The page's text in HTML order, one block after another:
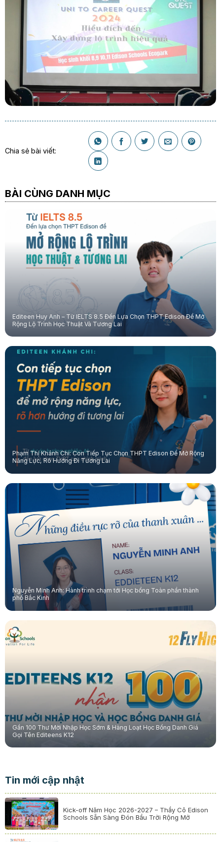
Chia sẻ bài viết:
BÀI CÙNG DANH MỤC
Editeen Huy Anh – Từ IELTS 8.5 Đến Lựa Chọn THPT Edison Để Mở
Rộng Lộ Trình Học Thuật Và Tương Lai
Phạm Thị Khánh Chi: Con Tiếp Tục Chọn THPT Edison Để Mở Rộng
Năng Lực, Rõ Hướng Đi Tương Lai
Nguyễn Minh Anh: Hành trình chạm tới Học bổng Toàn phần thành
phố Bắc Kinh
Gần 100 Thư Mời Nhập Học Sớm & Hàng Loạt Học Bổng Danh Giá
Gọi Tên Editeens K12
Tin mới cập nhật
Kick-off Năm Học 2026-2027 – Thầy Cô Edison
Schools Sẵn Sàng Đón Bầu Trời Rộng Mở